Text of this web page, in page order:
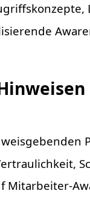
Mitarbeiter-